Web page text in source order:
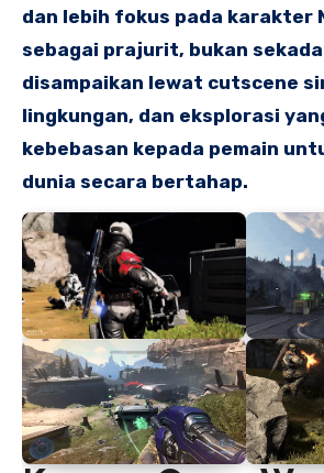
dan lebih fokus pada karakter
sebagai prajurit, bukan
disampaikan lewat cutscene
lingkungan, dan eksplorasi
kebebasan kepada pemain
dunia secara bertahap.